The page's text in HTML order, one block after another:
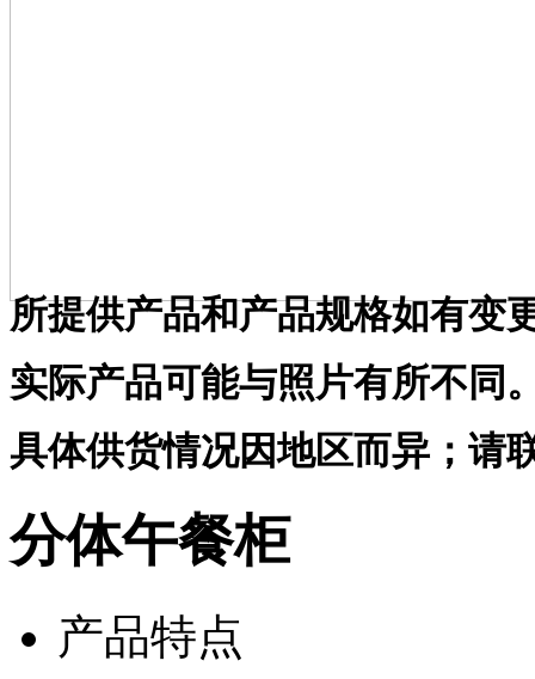
所提供产品和产品规格如有变
实际产品可能与照片有所不同
具体供货情况因地区而异；请
分体午餐柜
产品特点